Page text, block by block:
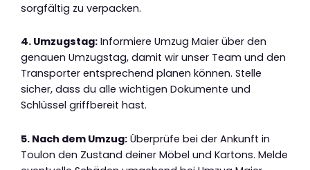
sorgfältig zu verpacken.
4. Umzugstag: Informiere Umzug Maier über den
genauen Umzugstag, damit wir unser Team und den
Transporter entsprechend planen können. Stelle
sicher, dass du alle wichtigen Dokumente und
Schlüssel griffbereit hast.
5. Nach dem Umzug: Überprüfe bei der Ankunft in
Toulon den Zustand deiner Möbel und Kartons. Melde